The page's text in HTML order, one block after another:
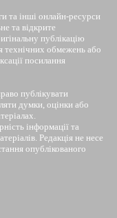
та інші онлайн-ресурси
та відкрите
публікацію
технічних обмежень або
посилання
публікувати
думки, оцінки або
інформації та
Редакція не несе
опублікованого